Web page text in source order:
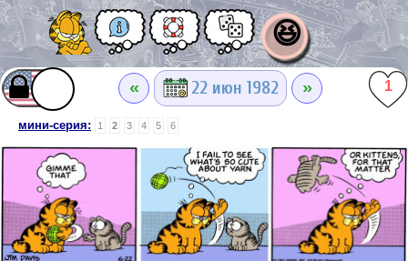
😆
« 22 июн 1982 » 1
мини-серия: 1 2 3 4 5 6